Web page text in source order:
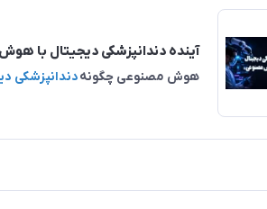
آینده دندانپزشکی دیجیتال با
هوش مصنوعی چگونهدندانپزشکی